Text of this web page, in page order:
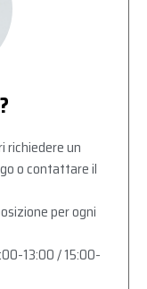
richiedere un
o contattare il
per ogni
13:00 / 15:00-